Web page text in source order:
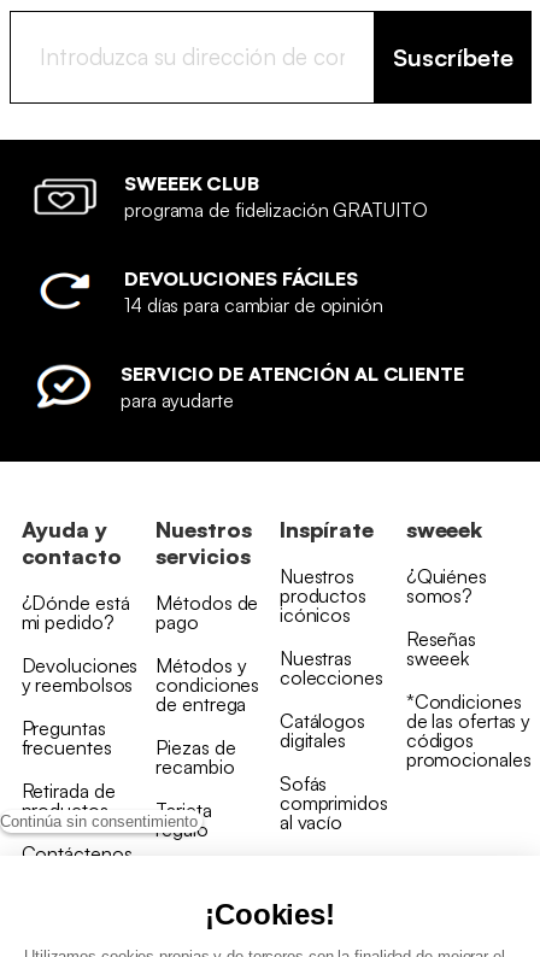
Continúa sin consentimiento
¡Cookies!
Suscríbete
SWEEEK CLUB
programa de fidelización GRATUITO
DEVOLUCIONES FÁCILES
14 días para cambiar de opinión
SERVICIO DE ATENCIÓN AL CLIENTE
para ayudarte
Ayuda y
contacto
¿Dónde está
mi pedido?
Devoluciones
y reembolsos
Preguntas
frecuentes
Retirada de
productos
Contáctenos
Nuestros
servicios
Métodos de
pago
Métodos y
condiciones
de entrega
Piezas de
recambio
Tarjeta
regalo
Inspírate
Nuestros
productos
icónicos
Nuestras
colecciones
Catálogos
digitales
Sofás
comprimidos
al vacío
sweeek
¿Quiénes
somos?
Reseñas
sweeek
*Condiciones
de las ofertas y
códigos
promocionales